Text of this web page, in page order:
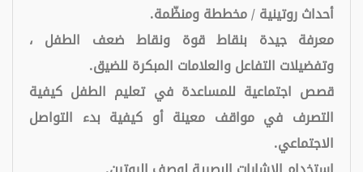
أحداث روتينية / مخططة ومنظّمة.
معرفة جيدة بنقاط قوة ونقاط ضعف الطفل ،
وتفضيلات التفاعل والعلامات المبكرة للضيق.
قصص اجتماعية للمساعدة في تعليم الطفل كيفية
التصرف في مواقف معينة أو كيفية بدء التواصل
الاجتماعي.